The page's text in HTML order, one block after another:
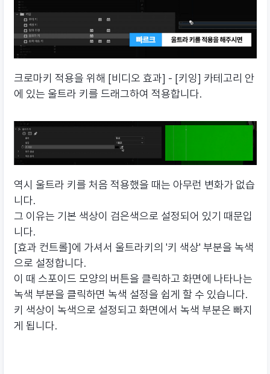
크로마키 적용을 위해 [비디오 효과] - [키잉] 카테고리 안
에 있는 울트라 키를 드래그하여 적용합니다.
역시 울트라 키를 처음 적용했을 때는 아무런 변화가 없습
니다.
그 이유는 기본 색상이 검은색으로 설정되어 있기 때문입
니다.
[효과 컨트롤]에 가셔서 울트라키의 '키 색상' 부분을 녹색
으로 설정합니다.
이 때 스포이드 모양의 버튼을 클릭하고 화면에 나타나는
녹색 부분을 클릭하면 녹색 설정을 쉽게 할 수 있습니다.
키 색상이 녹색으로 설정되고 화면에서 녹색 부분은 빠지
게 됩니다.